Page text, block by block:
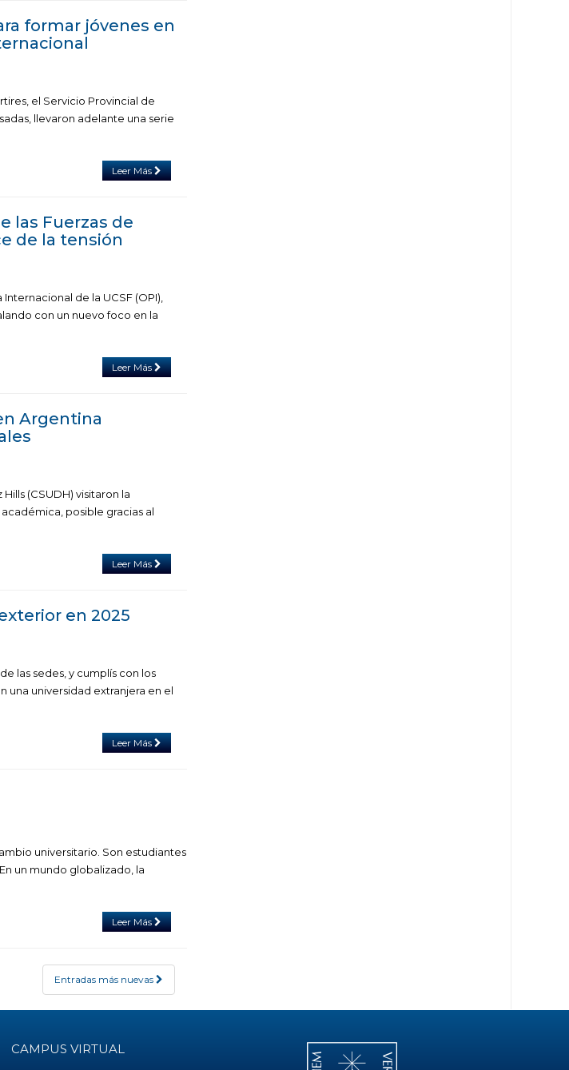
formar jóvenes en
el Servicio Provincial de
llevaron adelante una serie
Leer Más
las Fuerzas de
de la tensión
de la UCSF (OPI),
con un nuevo foco en la
Leer Más
Argentina
(CSUDH) visitaron la
posible gracias al
Leer Más
en 2025
las sedes, y cumplís con los
una universidad extranjera en el
Leer Más
universitario. Son estudiantes
un mundo globalizado, la
Leer Más
Entradas más nuevas
CAMPUS VIRTUAL